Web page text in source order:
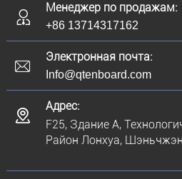
Менеджер по продажам:
+86 13714317162
Электронная почта:
Info@qtenboard.com
Адрес:
F25, Здание A,
Район Лонхуа,